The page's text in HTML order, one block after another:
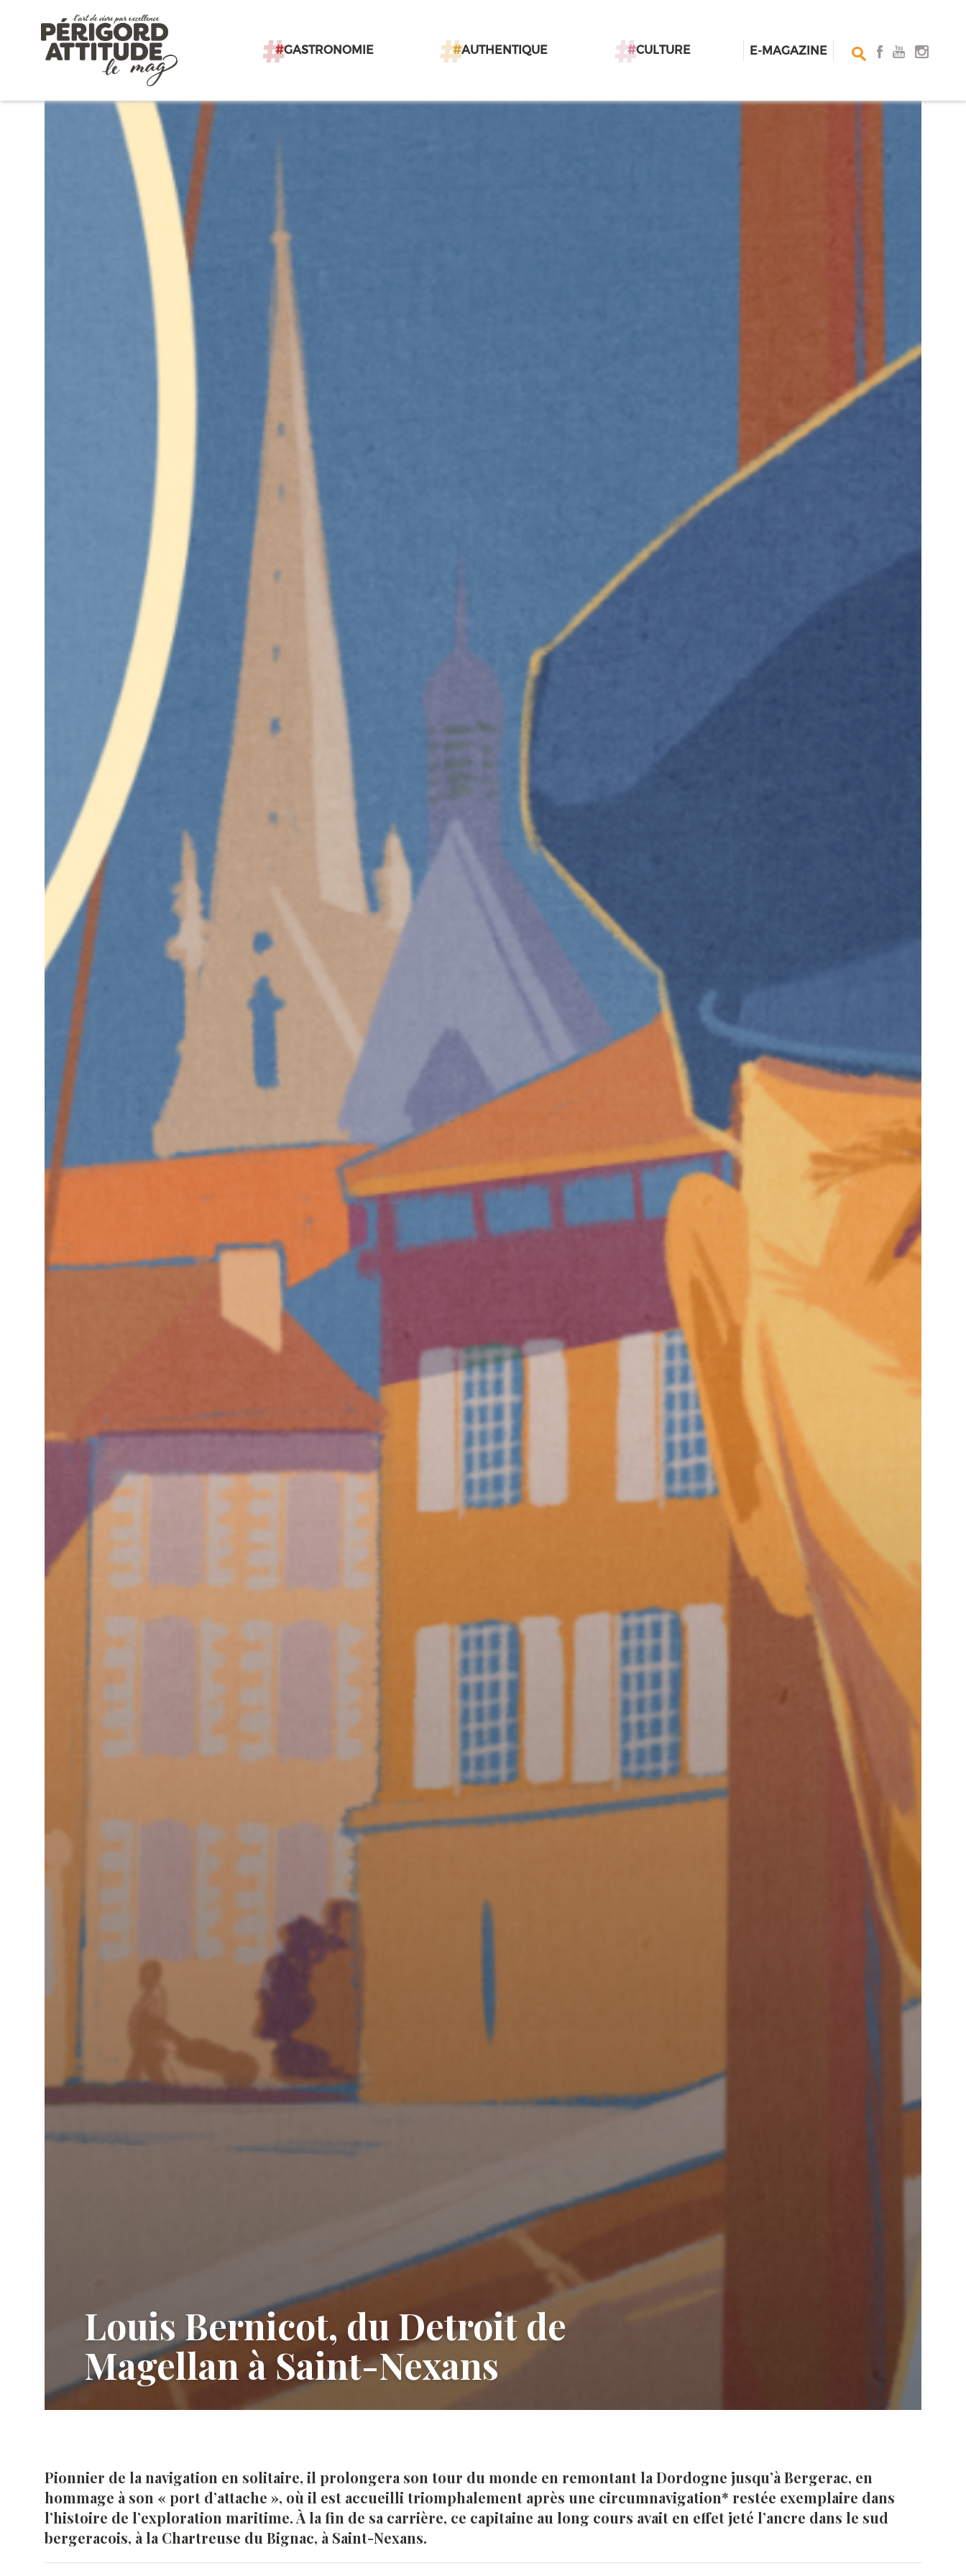
#GASTRONOMIE #AUTHENTIQUE #CULTURE E-MAGAZINE
Louis Bernicot, du Detroit de
Magellan à Saint-Nexans
Pionnier de la navigation en solitaire, il prolongera son tour du monde en remontant la Dordogne jusqu’à Bergerac, en
hommage à son « port d’attache », où il est accueilli triomphalement après une circumnavigation* restée exemplaire dans
l’histoire de l’exploration maritime. À la fin de sa carrière, ce capitaine au long cours avait en effet jeté l’ancre dans le sud
bergeracois, à la Chartreuse du Bignac, à Saint-Nexans.